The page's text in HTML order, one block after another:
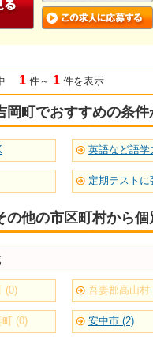
1 件～ 1 件を表示
岡町でおすすめの条
の他の市区町村から
(0) 吾妻郡高山村
(0) 安中市 (2)